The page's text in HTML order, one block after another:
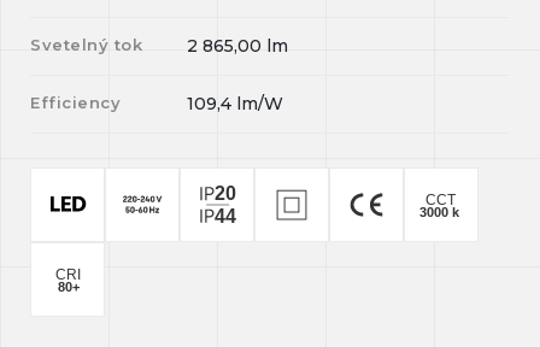
Svetelný tok 2 865,00 lm
Efficiency 109,4 lm/W